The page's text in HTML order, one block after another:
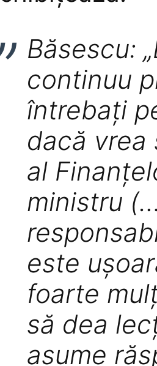
Băsescu:
continuu
întrebaţi
dacă vrea
al
ministru
este
foarte
să dea
asume